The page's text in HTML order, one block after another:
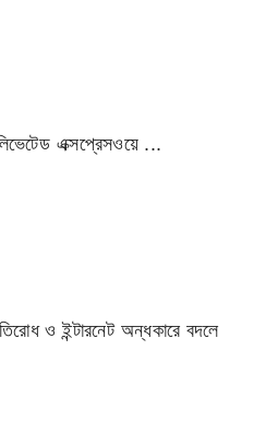
এক্সপ্রেসওয়ে ...
ও ইন্টারনেট অন্ধকারে বদলে